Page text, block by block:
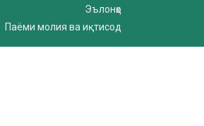
Эълонҳо
Паёми молия ва иқтисод